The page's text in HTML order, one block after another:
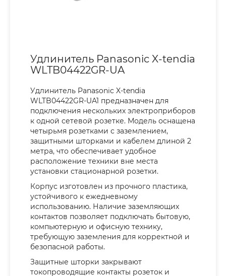
Удлинитель Panasonic X-tendia
WLTB04422GR-UA
Удлинитель Panasonic X-tendia
WLTB04422GR-UA1 предназначен для
подключения нескольких электроприборов
к одной сетевой розетке. Модель оснащена
четырьмя розетками с заземлением,
защитными шторками и кабелем длиной 2
метра, что обеспечивает удобное
расположение техники вне места
установки стационарной розетки.
Корпус изготовлен из прочного пластика,
устойчивого к ежедневному
использованию. Наличие заземляющих
контактов позволяет подключать бытовую,
компьютерную и офисную технику,
требующую заземления для корректной и
безопасной работы.
Защитные шторки закрывают
токопроводящие контакты розеток и